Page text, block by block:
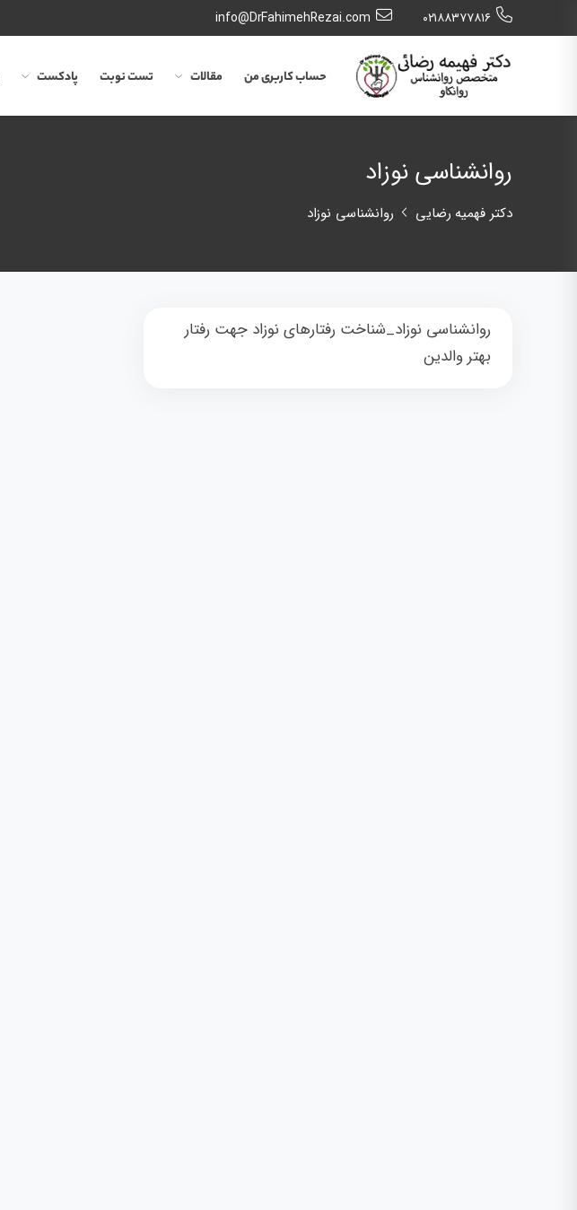
٠٢١٨٨٣٧٧٨١٦ info@DrFahimehRezai.com
حساب کاربری من مقالات تست نوبت پادکست
روانشناسی نوزاد
دکتر فهمیه رضایی روانشناسی نوزاد
روانشناسی نوزاد_شناخت رفتارهای نوزاد جهت رفتار
بهتر والدین